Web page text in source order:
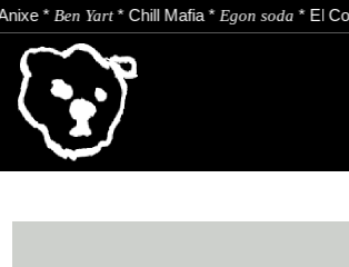
*Ben Yart*Chill Mafia*Egon soda*El
TIENDA